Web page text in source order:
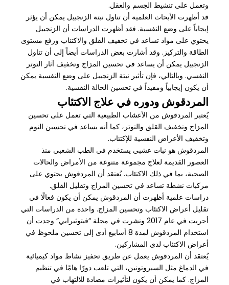
وتعمل على تنشيط الجسم والعقل.
قد أظهرت الأبحاث العلمية أن تناول نبتة الزنجبيل يمكن أن يؤثر
إيجاباً على وضع النفسية. فقد أظهرت الدراسات أن الزنجبيل
يحتوي على مواد تساعد في تخفيف القلق والاكتئاب ورفع مستوى
الطاقة والتركيز. وقد أشارت بعض الدراسات أيضاً إلى أن تناول
الزنجبيل يمكن أن يساعد في تحسين المزاج وتخفيف آثار التوتر
النفسي. وبالتالي، فإن تأثير نبتة الزنجبيل على وضع النفسية يمكن
أن يكون إيجابياً ومفيداً في تحسين الحالة النفسية.
المردقوش ودوره في علاج الاكتئاب
يُعتبر المردقوش من الأعشاب الطبيعية التي تعمل على تحسين
المزاج وتخفيف القلق والتوتر، كما أنه يساعد في تحسين النوم
وتخفيف الأعراض النفسية للإكتئاب.
المردقوش هو نبات عشبي يستخدم في الطب الشعبي منذ
العصور القديمة لعلاج مجموعة متنوعة من الأمراض والحالات
الصحية، بما في ذلك الاكتئاب. يُعتقد أن المردقوش يحتوي على
مركبات نشطة تساعد في تحسين المزاج وتقليل القلق.
دراسات علمية أظهرت أن المردقوش يمكن أن يكون فعالًا في
تقليل أعراض الاكتئاب وتحسين المزاج. واحدة من الدراسات التي
أجريت في عام 2017 ونشرت في مجلة “فيتوثيرابي” وجدت أن
استخدام المردقوش لمدة 8 أسابيع أدى إلى تحسين ملحوظ في
أعراض الاكتئاب لدى المشاركين.
يُعتقد أن المردقوش يعمل عن طريق تحفيز نشاط مواد كيميائية
في الدماغ مثل السيروتونين، التي تلعب دورًا هامًا في تنظيم
المزاج. كما يمكن أن يكون لتأثيرات مضادة للالتهاب في